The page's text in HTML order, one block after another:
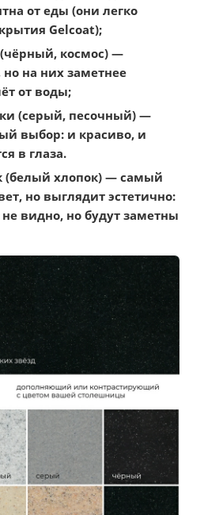
от еды (они легко
Gelcoat);
(чёрный, космос) —
но на них заметнее
от воды;
(серый, песочный) —
выбор: и красиво, и
в глаза.
(белый хлопок) — самый
но выглядит эстетично:
видно, но будут заметны